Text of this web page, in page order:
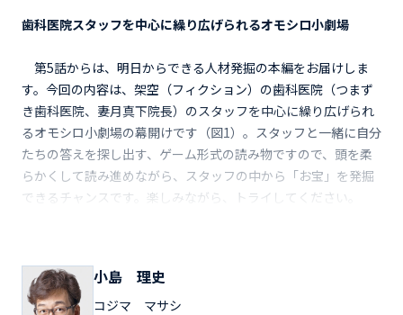
歯科医院スタッフを中心に繰り広げられるオモシロ小劇場
第5話からは、明日からできる人材発掘の本編をお届けしま
す。今回の内容は、架空（フィクション）の歯科医院（つまず
き歯科医院、妻月真下院長）のスタッフを中心に繰り広げられ
るオモシロ小劇場の幕開けです（図1）。スタッフと一緒に自分
たちの答えを探し出す、ゲーム形式の読み物ですので、頭を柔
らかくして読み進めながら、スタッフの中から「お宝」を発掘
できるチャンスです。楽しみながら、トライしてください。
小島 理史
コジマ マサシ